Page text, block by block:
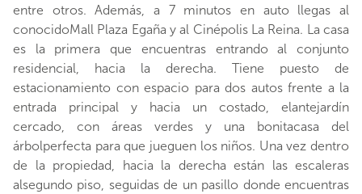
entre otros. Además, a 7 minutos en auto llegas al
conocidoMall Plaza Egaña y al Cinépolis La Reina. La casa
es la primera que encuentras entrando al conjunto
residencial, hacia la derecha. Tiene puesto de
estacionamiento con espacio para dos autos frente a la
entrada principal y hacia un costado, elantejardín
cercado, con áreas verdes y una bonitacasa del
árbolperfecta para que jueguen los niños. Una vez dentro
de la propiedad, hacia la derecha están las escaleras
alsegundo piso, seguidas de un pasillo donde encuentras